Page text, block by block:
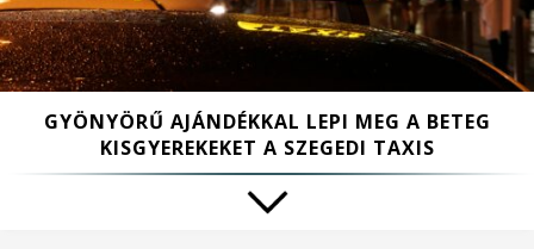
GYÖNYÖRŰ AJÁNDÉKKAL LEPI MEG A BETEG
KISGYEREKEKET A SZEGEDI TAXIS